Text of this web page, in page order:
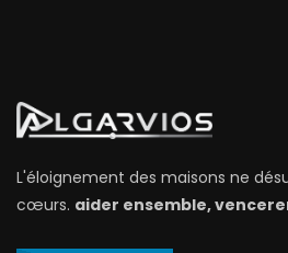
L'éloignement des maisons ne
cœurs. aider ensemble,